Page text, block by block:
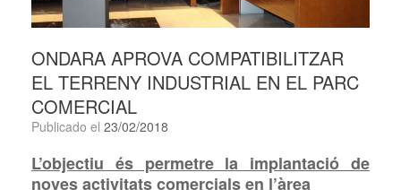
ONDARA APROVA COMPATIBILITZAR
EL TERRENY INDUSTRIAL EN EL PARC
COMERCIAL
Publicado el 23/02/2018
L’objectiu és permetre la implantació de
noves activitats comercials en l’àrea